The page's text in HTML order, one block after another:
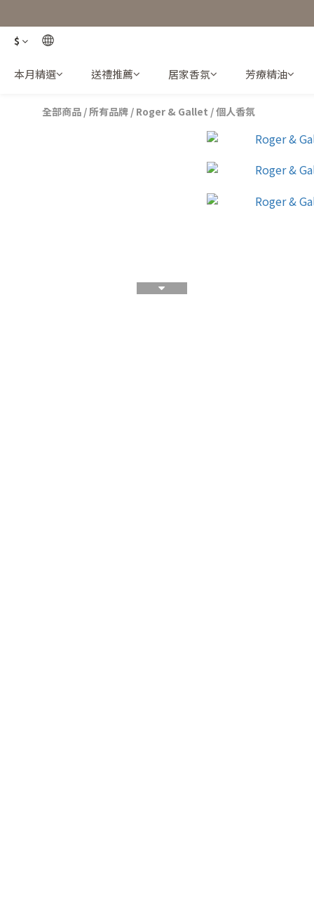
$
本月精選 送禮推薦 居家香氛 芳療精油
全部商品 /所有品牌 / Roger & Gallet /個人香氛